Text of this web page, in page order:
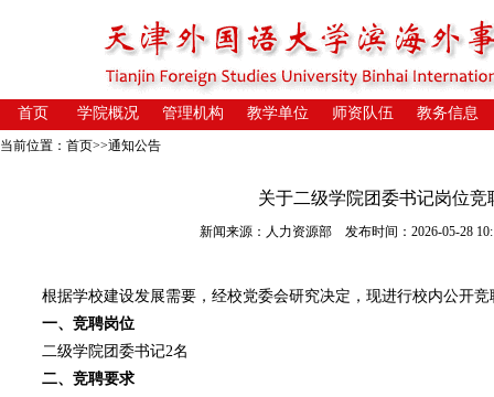
首页 学院概况 管理机构 教学单位 师资队伍 教务信息
当前位置： 首页>>通知公告
关于二级学院团委书记岗位竞
新闻来源：人力资源部 发布时间：2026-05-28
根据学校建设发展需要，经校党委会研究决定，现进行校内公开竞
一、竞聘岗位
二级学院团委书记2名
二、竞聘要求